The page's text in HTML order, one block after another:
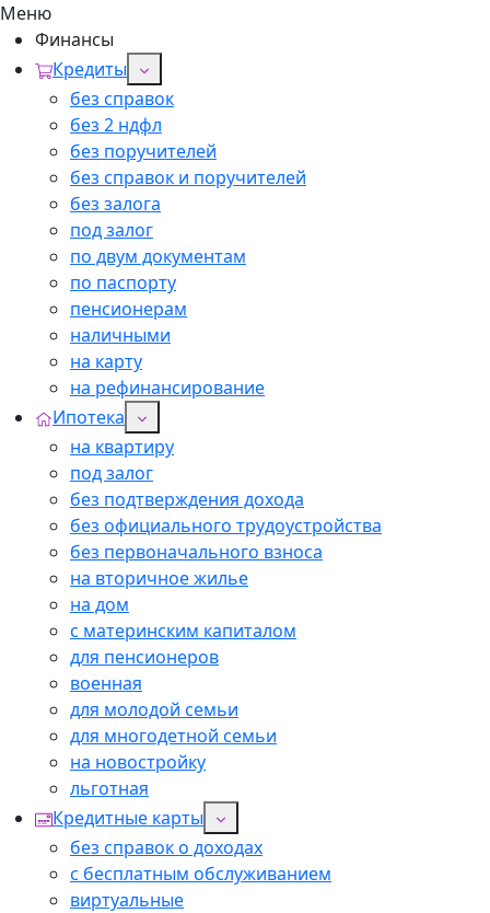
Меню
Финансы
Кредиты
без справок
без 2 ндфл
без поручителей
без справок и поручителей
без залога
под залог
по двум документам
по паспорту
пенсионерам
наличными
на карту
на рефинансирование
Ипотека
на квартиру
под залог
без подтверждения дохода
без официального трудоустройства
без первоначального взноса
на вторичное жилье
на дом
с материнским капиталом
для пенсионеров
военная
для молодой семьи
для многодетной семьи
на новостройку
льготная
Кредитные карты
без справок о доходах
с бесплатным обслуживанием
виртуальные